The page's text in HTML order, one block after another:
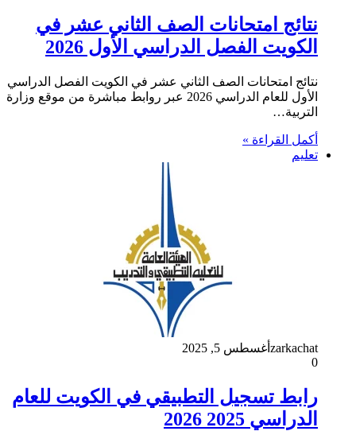
نتائج امتحانات الصف الثاني عشر في
الكويت الفصل الدراسي الأول 2026
نتائج امتحانات الصف الثاني عشر في الكويت الفصل الدراسي
الأول للعام الدراسي 2026 عبر روابط مباشرة من موقع وزارة
التربية…
أكمل القراءة »
تعليم
zarkachat أغسطس 5, 2025
0
رابط تسجيل التطبيقي في الكويت للعام
الدراسي 2025 2026